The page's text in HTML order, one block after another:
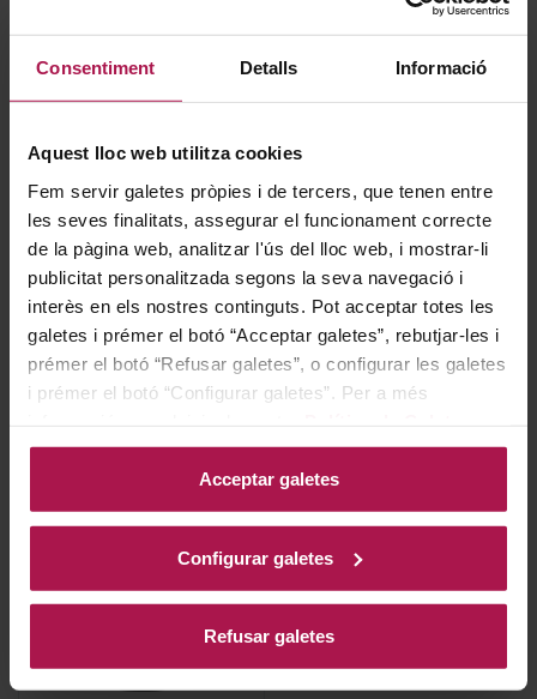
Consentiment Detalls Informació
Aquest lloc web utilitza cookies
Fem servir galetes pròpies i de tercers, que tenen entre
les seves finalitats, assegurar el funcionament correcte
de la pàgina web, analitzar l'ús del lloc web, i mostrar-li
publicitat personalitzada segons la seva navegació i
interès en els nostres continguts. Pot acceptar totes les
galetes i prémer el botó “Acceptar galetes”, rebutjar-les i
prémer el botó “Refusar galetes”, o configurar les galetes
i prémer el botó “Configurar galetes”. Per a més
Acceptar galetes
Configurar galetes
Refusar galetes
DO Penedès
Recaredo-Credo and the
Winer is Rosat
Recaredo
2024
91
9,10 €
Abadal Nurva El Rosat
Magnum
Abadal
2024
Pe
24,85 €